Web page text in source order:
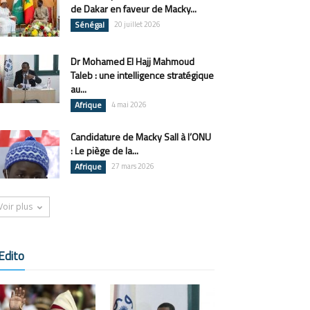
de Dakar en faveur de Macky...
Sénégal 20 juillet 2026
Dr Mohamed El Hajj Mahmoud
Taleb : une intelligence stratégique
au...
Afrique 4 mai 2026
Candidature de Macky Sall à l’ONU
: Le piège de la...
Afrique 27 mars 2026
plus